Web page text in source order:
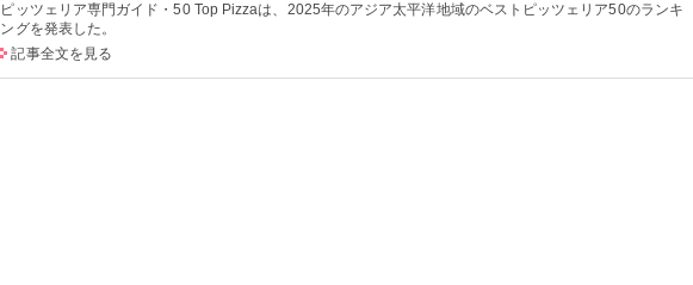
ピッツェリア専門ガイド・50 Top Pizzaは、2025年のアジア太平洋地域のベストピッツェリア50のランキ
ングを発表した。
記事全文を見る